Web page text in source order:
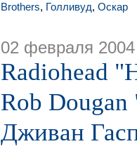
Brothers, Голливуд, Оскар
02 февраля 2004
Radiohead
Rob
Дживан